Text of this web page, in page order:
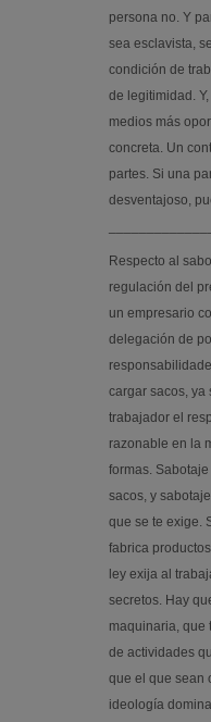
persona no. Y
sea esclavista,
condición de
de legitimidad.
medios más
concreta. Un
partes. Si una
desventajoso,
Respecto al
regulación del
un empresario
delegación de
cargar sacos, ya
trabajador el
razonable en la
formas.
sacos, y
que se te exige.
fabrica
ley exija al
secretos. Hay
maquinaria, que
de actividades
que el que sean
ideología